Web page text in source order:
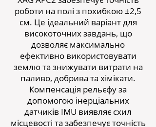
роботи на полі з похибкою ±2,5
см. Це ідеальний варіант для
високоточних завдань, що
дозволяє максимально
ефективно використовувати
землю та знижувати витрати на
паливо, добрива та хімікати.
Компенсація рельєфу за
допомогою інерціальних
датчиків IMU виявляє схил
місцевості та забезпечує точність